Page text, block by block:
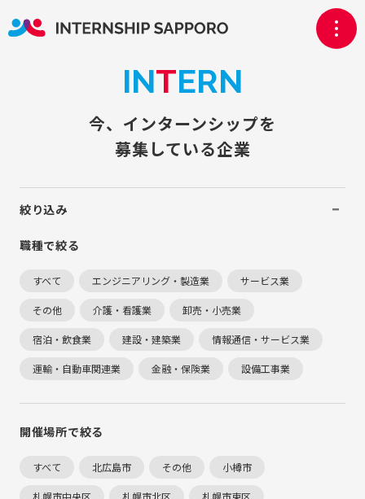
INTERN
今、インターンシップを
募集している企業
絞り込み
職種で絞る
すべて エンジニアリング・製造業 サービス業
その他 介護・看護業 卸売・小売業
宿泊・飲食業 建設・建築業 情報通信・サービス業
運輸・自動車関連業 金融・保険業 設備工事業
開催場所で絞る
すべて 北広島市 その他 小樽市
札幌市中央区 札幌市北区 札幌市東区